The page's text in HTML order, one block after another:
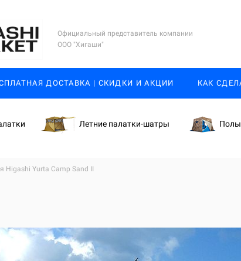
Официальный представитель компании
ООО "Хигаши"
ДОСТАВКА | СКИДКИ И АКЦИИ КАК
Летние палатки-шатры
Higashi Yurta Camp Sand II